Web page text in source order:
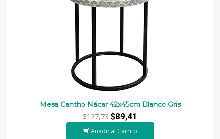
Mesa Cantho Nácar 42x45cm Blanco Gris
$127,73$89,41
Añadir al Carrito